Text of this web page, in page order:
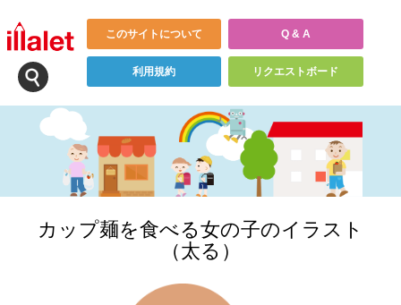
このサイトについて Q & A
利用規約 リクエストボード
カップ麺を食べる女の子のイラスト
（太る）